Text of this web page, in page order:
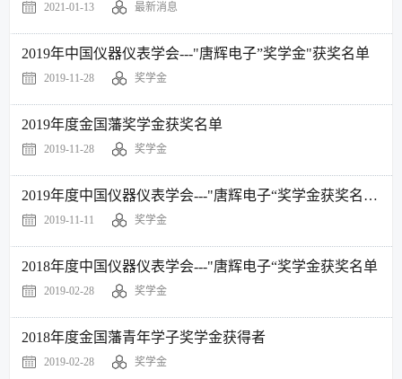
2021-01-13 最新消息
2019年中国仪器仪表学会---"唐辉电子”奖学金"获奖名单
2019-11-28 奖学金
2019年度金国藩奖学金获奖名单
2019-11-28 奖学金
2019年度中国仪器仪表学会---"唐辉电子“奖学金获奖名单公示
2019-11-11 奖学金
2018年度中国仪器仪表学会---"唐辉电子“奖学金获奖名单
2019-02-28 奖学金
2018年度金国藩青年学子奖学金获得者
2019-02-28 奖学金